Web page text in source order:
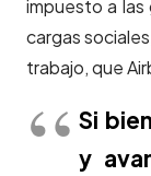
impuesto a las
cargas
trabajo, que
Si
y